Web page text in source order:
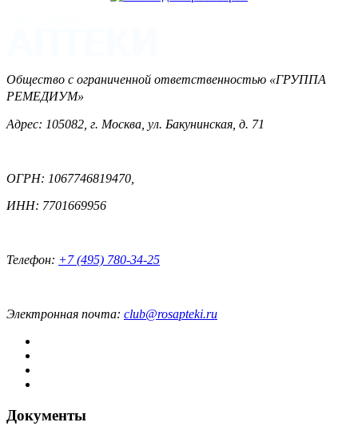
Общество с ограниченной ответственностью «ГРУППА
РЕМЕДИУМ»
Адрес: 105082, г. Москва, ул. Бакунинская, д. 71
ОГРН: 1067746819470,
ИНН: 7701669956
Телефон: +7 (495) 780-34-25
Электронная почта: club@rosapteki.ru
Документы